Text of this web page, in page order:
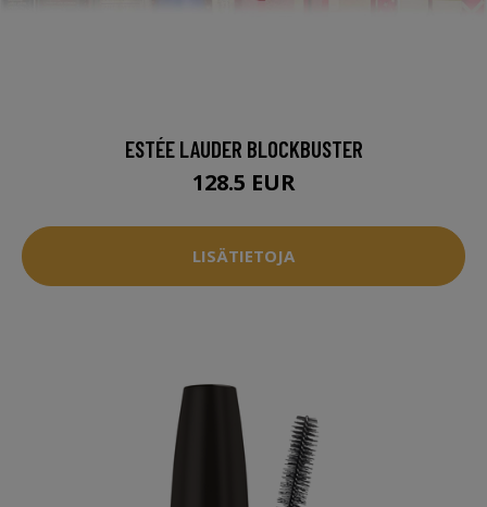
ESTÉE LAUDER BLOCKBUSTER
128.5 EUR
LISÄTIETOJA